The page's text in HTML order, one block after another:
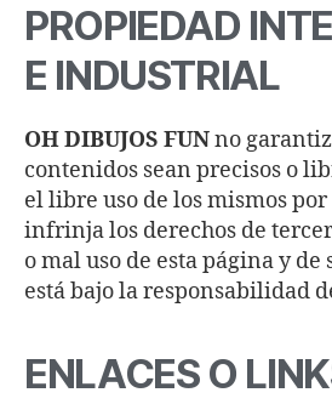
PROPIEDAD
E INDUSTRIAL
OH DIBUJOS FUNno
contenidos sean precisos o
el libre uso de los mismos
infrinja los derechos de
o mal uso de esta página y de
está bajo la responsabilidad
ENLACES O